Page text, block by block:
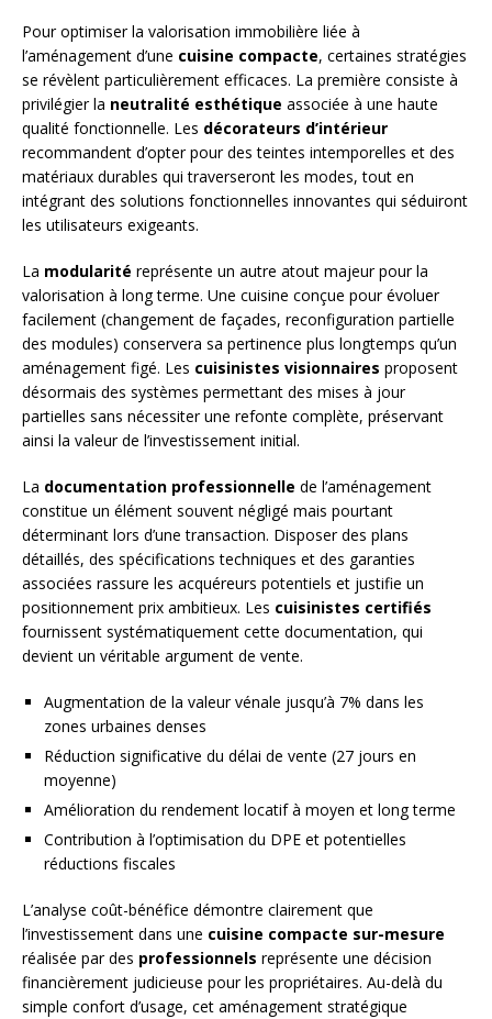
Pour optimiser la valorisation immobilière liée à
l’aménagement d’une cuisine compacte, certaines stratégies
se révèlent particulièrement efficaces. La première consiste à
privilégier la neutralité esthétique associée à une haute
qualité fonctionnelle. Les décorateurs d’intérieur
recommandent d’opter pour des teintes intemporelles et des
matériaux durables qui traverseront les modes, tout en
intégrant des solutions fonctionnelles innovantes qui séduiront
les utilisateurs exigeants.
La modularité représente un autre atout majeur pour la
valorisation à long terme. Une cuisine conçue pour évoluer
facilement (changement de façades, reconfiguration partielle
des modules) conservera sa pertinence plus longtemps qu’un
aménagement figé. Les cuisinistes visionnaires proposent
désormais des systèmes permettant des mises à jour
partielles sans nécessiter une refonte complète, préservant
ainsi la valeur de l’investissement initial.
La documentation professionnelle de l’aménagement
constitue un élément souvent négligé mais pourtant
déterminant lors d’une transaction. Disposer des plans
détaillés, des spécifications techniques et des garanties
associées rassure les acquéreurs potentiels et justifie un
positionnement prix ambitieux. Les cuisinistes certifiés
fournissent systématiquement cette documentation, qui
devient un véritable argument de vente.
Augmentation de la valeur vénale jusqu’à 7% dans les
zones urbaines denses
Réduction significative du délai de vente (27 jours en
moyenne)
Amélioration du rendement locatif à moyen et long terme
Contribution à l’optimisation du DPE et potentielles
réductions fiscales
L’analyse coût-bénéfice démontre clairement que
l’investissement dans une cuisine compacte sur-mesure
réalisée par des professionnels représente une décision
financièrement judicieuse pour les propriétaires. Au-delà du
simple confort d’usage, cet aménagement stratégique